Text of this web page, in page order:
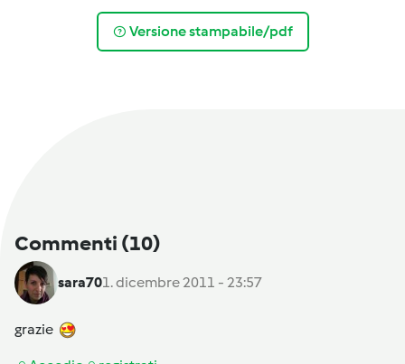
Versione stampabile/pdf
Commenti (10)
sara701. dicembre 2011 - 23:57
grazie